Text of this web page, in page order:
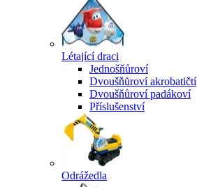
Létající draci
Jednošňůroví
Dvoušňůroví akrobatičtí
Dvoušňůroví padákoví
Příslušenství
Odrážedla